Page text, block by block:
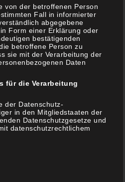
(3)
Grillke
(2)
Gin
(8)
(ohne Rezept)
Rezepte
(120)
von der betroffenen Person
Fall in informierter
abgegebene
Form einer Erklärung oder
bestätigenden
betroffene Person zu
sie mit der Verarbeitung der
Daten
für die Verarbeitung
der Datenschutz-
in den Mitgliedstaaten der
Datenschutzgesetze und
datenschutzrechtlichem